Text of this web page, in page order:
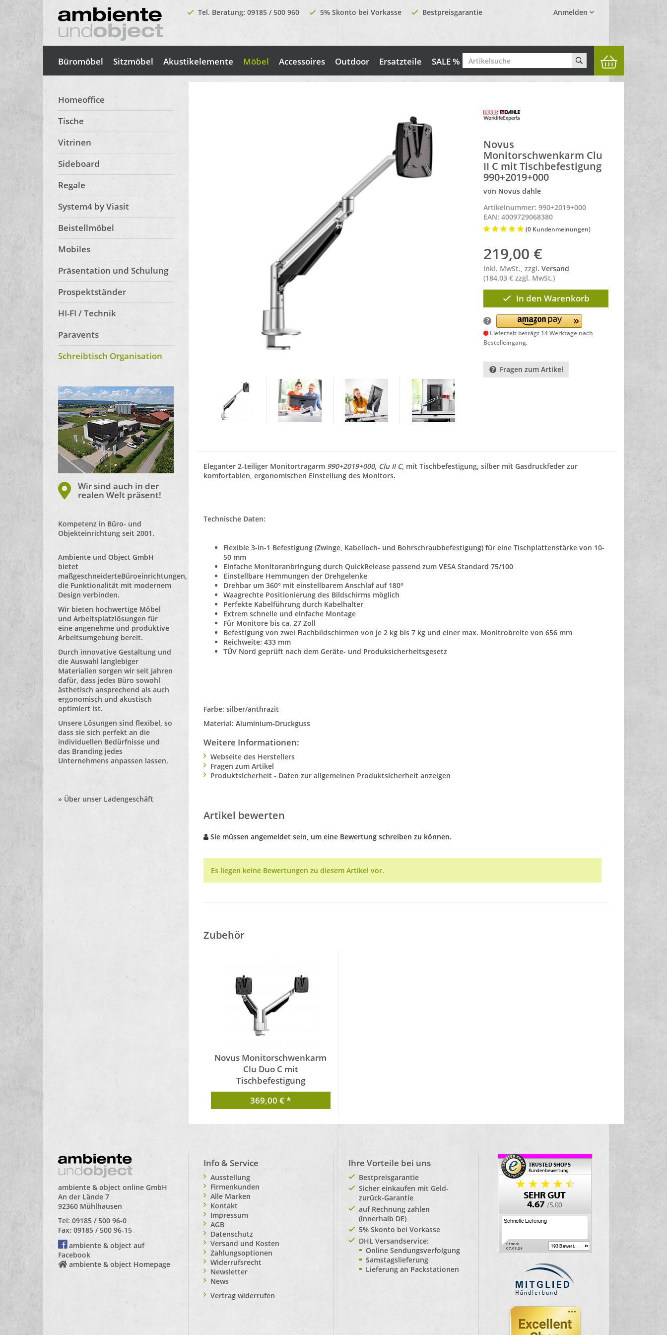
Anmelden
Tel. Beratung: 09185 / 500 960 5% Skonto bei Vorkasse Bestpreisgarantie
Büromöbel Sitzmöbel Akustikelemente Möbel Accessoires Outdoor Ersatzteile SALE %
Homeoffice
Tische
Vitrinen
Sideboard
Regale
System4 by Viasit
Beistellmöbel
Mobiles
Präsentation und Schulung
Prospektständer
HI-FI / Technik
Paravents
Schreibtisch Organisation
Wir sind auch in der
realen Welt präsent!
Kompetenz in Büro- und
Objekteinrichtung seit 2001.
Ambiente und Object GmbH
bietet
maßgeschneiderteBüroeinrichtungen
die Funktionalität mit modernem
Design verbinden.
Wir bieten hochwertige Möbel
und Arbeitsplatzlösungen für
eine angenehme und produktive
Arbeitsumgebung bereit.
Durch innovative Gestaltung und
die Auswahl langlebiger
Materialien sorgen wir seit Jahren
dafür, dass jedes Büro sowohl
ästhetisch ansprechend als auch
ergonomisch und akustisch
optimiert ist.
Unsere Lösungen sind flexibel, so
dass sie sich perfekt an die
individuellen Bedürfnisse und
das Branding jedes
Unternehmens anpassen lassen.
» Über unser Ladengeschäft
Novus
Monitorschwenkarm Clu
II C mit Tischbefestigung
990+2019+000
von Novus dahle
Artikelnummer: 990+2019+000
EAN: 4009729068380
(0 Kundenmeinungen)
219,00 €
inkl. MwSt., zzgl.Versand
(184,03 € zzgl. MwSt.)
In den Warenkorb
?
Lieferzeit beträgt 14 Werktage nach
Bestelleingang.
Fragen zum Artikel
Eleganter 2-teiliger Monitortragarm 990+2019+000, Clu II C, mit Tischbefestigung, silber mit Gasdruckfeder zur
komfortablen, ergonomischen Einstellung des Monitors.
Technische Daten:
Flexible 3-in-1 Befestigung (Zwinge, Kabelloch- und Bohrschraubbefestigung) für eine Tischplattenstärke von 10-
50 mm
Einfache Monitoranbringung durch QuickRelease passend zum VESA Standard 75/100
Einstellbare Hemmungen der Drehgelenke
Drehbar um 360° mit einstellbarem Anschlaf auf 180°
Waagrechte Positionierung des Bildschirms möglich
Perfekte Kabelführung durch Kabelhalter
Extrem schnelle und einfache Montage
Für Monitore bis ca. 27 Zoll
Befestigung von zwei Flachbildschirmen von je 2 kg bis 7 kg und einer max. Monitrobreite von 656 mm
Reichweite: 433 mm
TÜV Nord geprüft nach dem Geräte- und Produksicherheitsgesetz
Farbe: silber/anthrazit
Material: Aluminium-Druckguss
Weitere Informationen:
Webseite des Herstellers
Fragen zum Artikel
Produktsicherheit - Daten zur allgemeinen Produktsicherheit anzeigen
Artikel bewerten
Sie müssen angemeldet sein, um eine Bewertung schreiben zu können.
Es liegen keine Bewertungen zu diesem Artikel vor.
Zubehör
Novus Monitorschwenkarm
Clu Duo C mit
Tischbefestigung
990+4019+000
von Novus dahle
369,00 € *
ambiente & object online GmbH
An der Lände 7
92360 Mühlhausen
Tel: 09185 / 500 96-0
Fax: 09185 / 500 96-15
ambiente & object auf
Facebook
ambiente & object Homepage
Info & Service
Ausstellung
Firmenkunden
Alle Marken
Kontakt
Impressum
AGB
Datenschutz
Versand und Kosten
Zahlungsoptionen
Widerrufsrecht
Newsletter
News
Vertrag widerrufen
Ihre Vorteile bei uns
Bestpreisgarantie
Sicher einkaufen mit Geld-
zurück-Garantie
auf Rechnung zahlen
(innerhalb DE)
5% Skonto bei Vorkasse
DHL Versandservice:
Online Sendungsverfolgung
Samstagslieferung
Lieferung an Packstationen